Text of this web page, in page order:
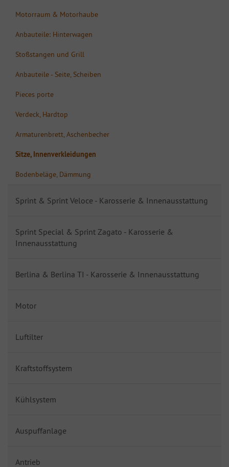
Motorraum & Motorhaube
Anbauteile: Hinterwagen
Stoßstangen und Grill
Anbauteile - Seite, Scheiben
Pieces porte
Verdeck, Hardtop
Armaturenbrett, Aschenbecher
Sitze, Innenverkleidungen
Bodenbeläge, Dämmung
Sprint & Sprint Veloce - Karosserie & Innenausstattung
Sprint Special & Sprint Zagato - Karosserie &
Innenausstattung
Berlina & Berlina TI - Karosserie & Innenausstattung
Motor
Luftilter
Kraftstoffsystem
Kühlsystem
Auspuffanlage
Antrieb